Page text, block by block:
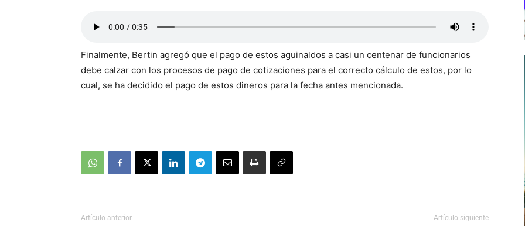
Finalmente, Bertin agregó que el pago de estos aguinaldos a casi un centenar de funcionarios
debe calzar con los procesos de pago de cotizaciones para el correcto cálculo de estos, por lo
cual, se ha decidido el pago de estos dineros para la fecha antes mencionada.
Artículo anterior Artículo siguiente